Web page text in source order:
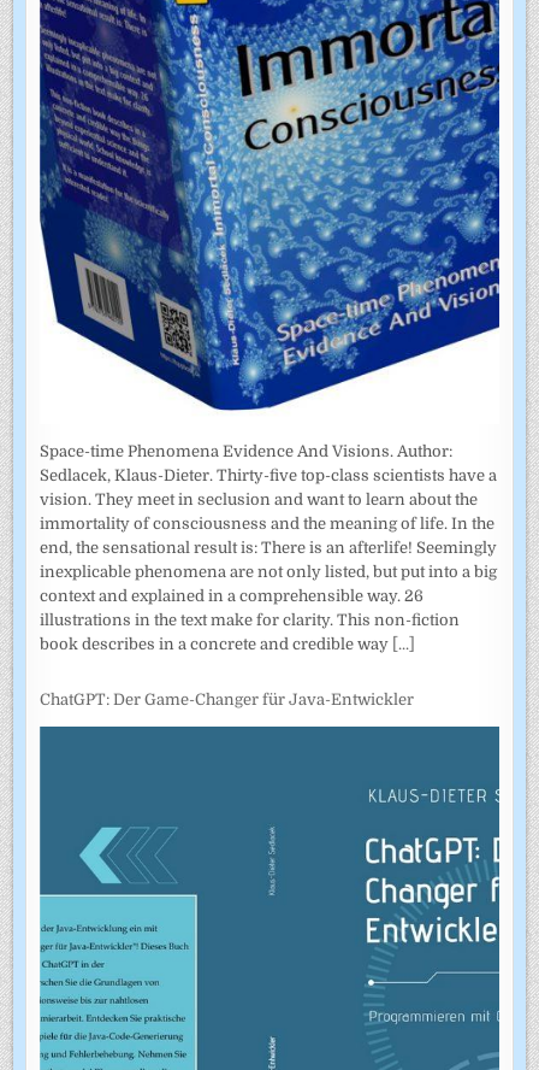
Space-time Phenomena Evidence And Visions. Author:
Sedlacek, Klaus-Dieter. Thirty-five top-class scientists have a
vision. They meet in seclusion and want to learn about the
immortality of consciousness and the meaning of life. In the
end, the sensational result is: There is an afterlife! Seemingly
inexplicable phenomena are not only listed, but put into a big
context and explained in a comprehensible way. 26
illustrations in the text make for clarity. This non-fiction
book describes in a concrete and credible way [...]
ChatGPT: Der Game-Changer für Java-Entwickler